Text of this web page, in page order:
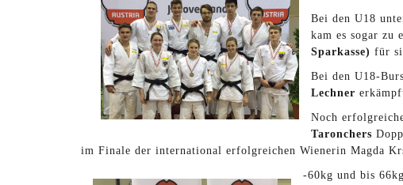
Bei den U18
kam es sogar zu
Sparkasse) für
Bei den U18-
Lechner
Noch
Taronchers
im Finale der international erfolgreichen Wienerin Magda
-60kg und bis